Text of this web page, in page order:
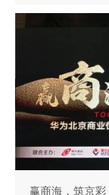
赢商海，筑京